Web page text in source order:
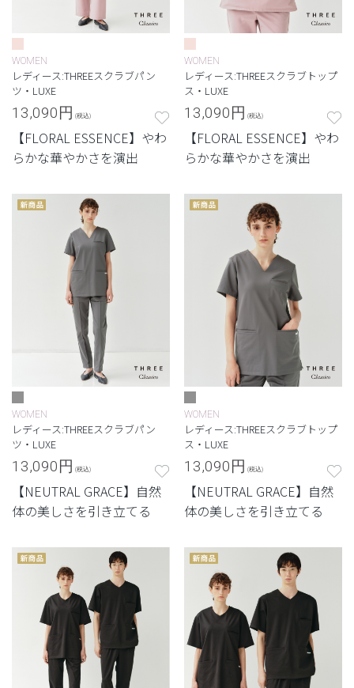
WOMEN
レディース:THREEスクラブパン
ツ・LUXE
13,090円 (税込)
【FLORAL ESSENCE】やわ
らかな華やかさを演出
WOMEN
レディース:THREEスクラブトップ
ス・LUXE
13,090円 (税込)
【FLORAL ESSENCE】やわ
らかな華やかさを演出
WOMEN
レディース:THREEスクラブパン
ツ・LUXE
13,090円 (税込)
【NEUTRAL GRACE】自然
体の美しさを引き立てる
WOMEN
レディース:THREEスクラブトップ
ス・LUXE
13,090円 (税込)
【NEUTRAL GRACE】自然
体の美しさを引き立てる